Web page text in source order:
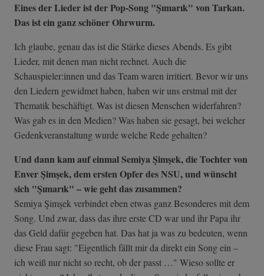
Eines der Lieder ist der Pop-Song "Şımarık" von Tarkan.
Das ist ein ganz schöner Ohrwurm.
Ich glaube, genau das ist die Stärke dieses Abends. Es gibt
Lieder, mit denen man nicht rechnet. Auch die
Schauspieler:innen und das Team waren irritiert. Bevor wir uns
den Liedern gewidmet haben, haben wir uns erstmal mit der
Thematik beschäftigt. Was ist diesen Menschen widerfahren?
Was gab es in den Medien? Was haben sie gesagt, bei welcher
Gedenkveranstaltung wurde welche Rede gehalten?
Und dann kam auf einmal Semiya Şimşek, die Tochtervon
Enver Şimşek, dem ersten Opfer des NSU,und wünscht
sich "Şımarık" – wie geht das zusammen?
Semiya Şimşek verbindet eben etwas ganz Besonderes mit dem
Song. Und zwar, dass das ihre erste CD war und ihr Papa ihr
das Geld dafür gegeben hat. Das hat ja was zu bedeuten, wenn
diese Frau sagt: "Eigentlich fällt mir da direkt ein Song ein –
ich weiß nur nicht so recht, ob der passt …" Wieso sollte er